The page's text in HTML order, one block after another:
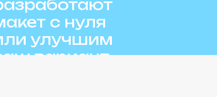
с нуля
улучшим
вариант